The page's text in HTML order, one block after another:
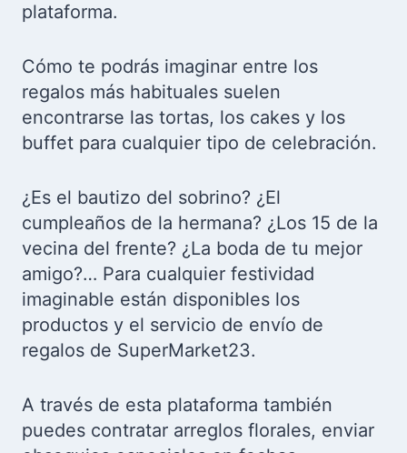
plataforma.
Cómo te podrás imaginar entre los
regalos más habituales suelen
encontrarse las tortas, los cakes y los
buffet para cualquier tipo de celebración.
¿Es el bautizo del sobrino? ¿El
cumpleaños de la hermana? ¿Los 15 de la
vecina del frente? ¿La boda de tu mejor
amigo?… Para cualquier festividad
imaginable están disponibles los
productos y el servicio de envío de
regalos de SuperMarket23.
A través de esta plataforma también
puedes contratar arreglos florales, enviar